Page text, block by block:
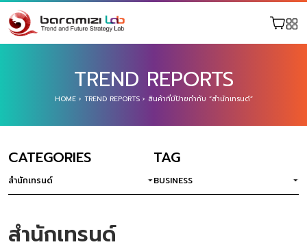
TREND REPORTS
HOME› TREND REPORTS› สินค้าที่มีป้ายกำกับ “สำนักเทรนด์”
CATEGORIES
สำนักเทรนด์
TAG
BUSINESS
สำนักเทรนด์